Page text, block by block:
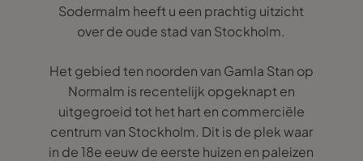
Sodermalm heeft u een prachtig uitzicht
over de oude stad van Stockholm.
Het gebied ten noorden van Gamla Stan op
Normalm is recentelijk opgeknapt en
uitgegroeid tot het hart en commerciële
centrum van Stockholm. Dit is de plek waar
in de 18e eeuw de eerste huizen en paleizen